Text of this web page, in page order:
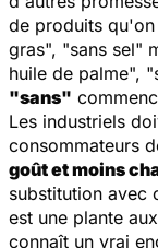
de produits
gras", "sans sel"
huile de palme",
"sans"
Les industriels
consommateurs
goût et moins
substitution avec
est une plante
connaît un vrai